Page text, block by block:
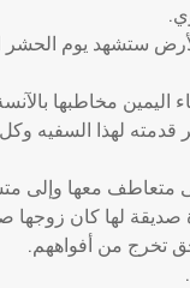
ستشهد يوم
اليمين مخاطبها
لهذا السفيه وكل
متعاطف معها وإلى
صديقة لها كان زوجها
تخرج من أفواههم.